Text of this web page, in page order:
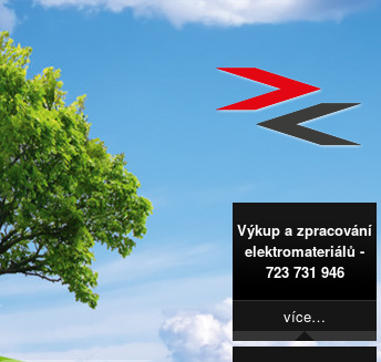
Výkup a zpracování
elektromateriálů -
723 731 946
více…